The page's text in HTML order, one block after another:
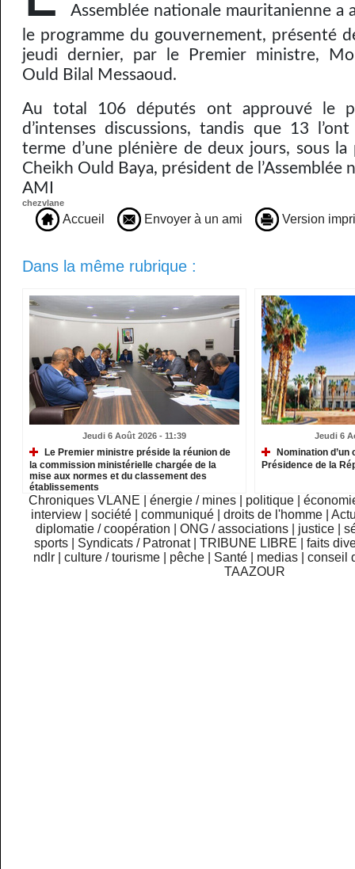
Assemblée nationale mauritanienne a
le programme du gouvernement, présenté
jeudi dernier, par le Premier ministre,
Ould Bilal Messaoud.
Au total 106 députés ont approuvé le
d’intenses discussions, tandis que 13
terme d’une plénière de deux jours, sous
Cheikh Ould Baya, président de l’Assemblée
AMI
chezvlane
Accueil Envoyer à un ami Version
Dans la même rubrique :
Jeudi 6 Août 2026 - 11:39
Le Premier ministre préside la réunion de
la commission ministérielle chargée de la
mise aux normes et du classement des
établissements
Jeudi 6
Nomination
Présidence de la
Chroniques VLANE énergie / mines politique
interview
|société |communiqué |droits de l'homme |
diplomatie / coopération
ONG / associations justice
sports
Syndicats / Patronat TRIBUNE LIBRE
faits
ndlr
|culture / tourisme pêche Santé medias |conseil
TAAZOUR